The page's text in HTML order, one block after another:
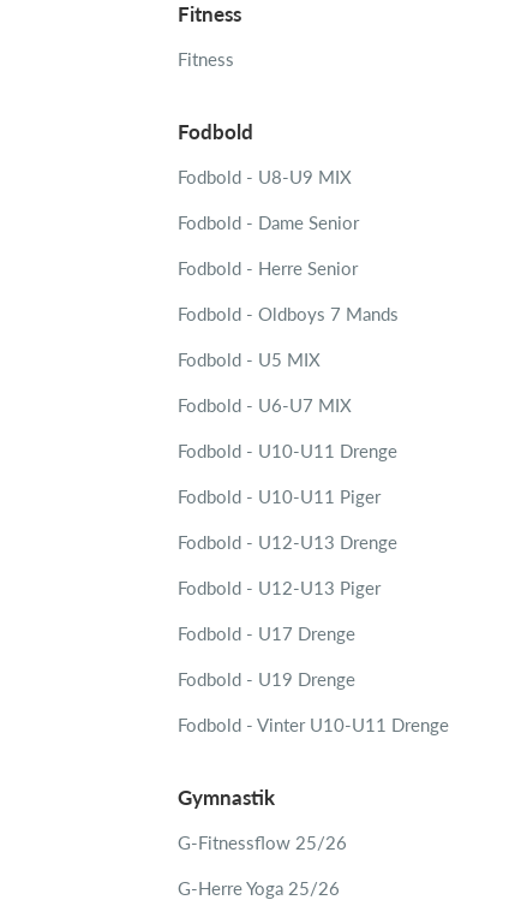
Fitness
Fitness
Fodbold
Fodbold - U8-U9 MIX
Fodbold - Dame Senior
Fodbold - Herre Senior
Fodbold - Oldboys 7 Mands
Fodbold - U5 MIX
Fodbold - U6-U7 MIX
Fodbold - U10-U11 Drenge
Fodbold - U10-U11 Piger
Fodbold - U12-U13 Drenge
Fodbold - U12-U13 Piger
Fodbold - U17 Drenge
Fodbold - U19 Drenge
Fodbold - Vinter U10-U11 Drenge
Gymnastik
G-Fitnessflow 25/26
G-Herre Yoga 25/26